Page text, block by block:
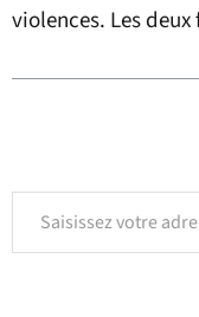
violences. Les